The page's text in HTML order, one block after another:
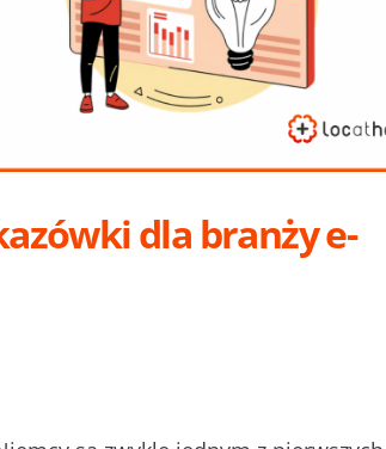
dla branży e-